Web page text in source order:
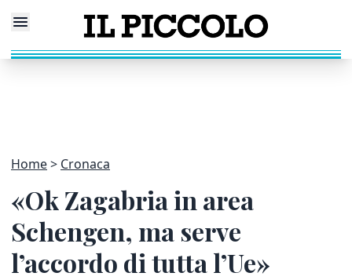
Home Cronaca
«Ok Zagabria in area
Schengen, ma serve
l’accordo di tutta l’Ue»